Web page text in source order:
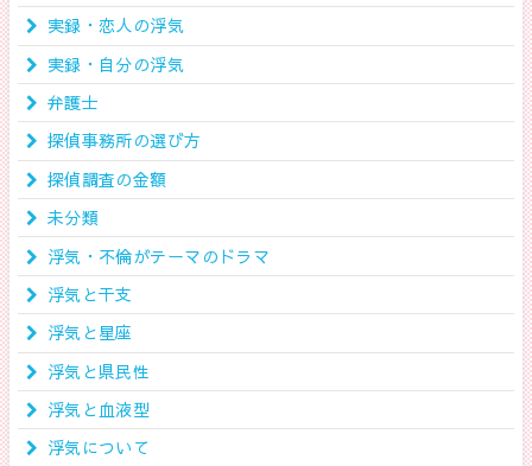
実録・恋人の浮気
実録・自分の浮気
弁護士
探偵事務所の選び方
探偵調査の金額
未分類
浮気・不倫がテーマのドラマ
浮気と干支
浮気と星座
浮気と県民性
浮気と血液型
浮気について